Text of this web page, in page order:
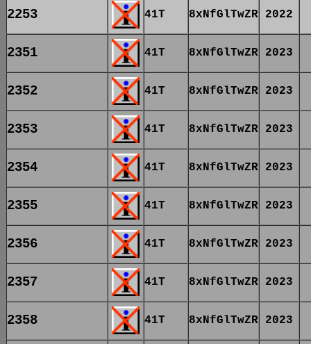
2253 41T 8xNfGlTwZR 2022
2351 41T 8xNfGlTwZR 2023
2352 41T 8xNfGlTwZR 2023
2353 41T 8xNfGlTwZR 2023
2354 41T 8xNfGlTwZR 2023
2355 41T 8xNfGlTwZR 2023
2356 41T 8xNfGlTwZR 2023
2357 41T 8xNfGlTwZR 2023
2358 41T 8xNfGlTwZR 2023